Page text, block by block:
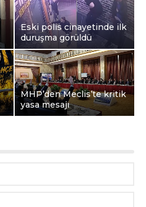
Eski polis cinayetinde ilk
duruşma görüldü
MHP’den Meclis’te kritik
yasa mesajı